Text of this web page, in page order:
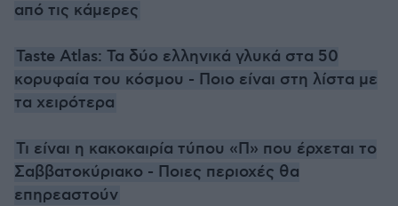
από τις κάμερες
Taste Atlas: Τα δύο ελληνικά γλυκά στα 50
κορυφαία του κόσμου - Ποιο είναι στη λίστα με
τα χειρότερα
Τι είναι η κακοκαιρία τύπου «Π» που έρχεται το
Σαββατοκύριακο - Ποιες περιοχές θα
επηρεαστούν